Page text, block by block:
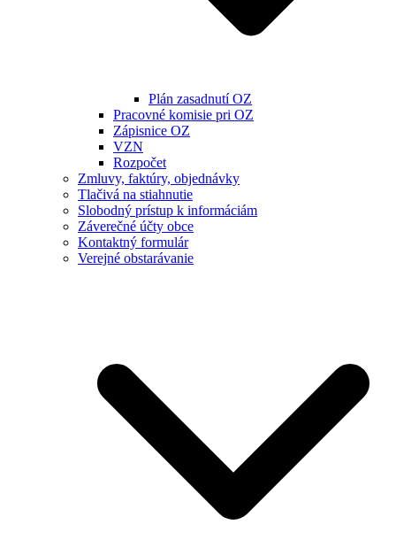
Plán zasadnutí OZ
Pracovné komisie pri OZ
Zápisnice OZ
VZN
Rozpočet
Zmluvy, faktúry, objednávky
Tlačivá na stiahnutie
Slobodný prístup k informáciám
Záverečné účty obce
Kontaktný formulár
Verejné obstarávanie